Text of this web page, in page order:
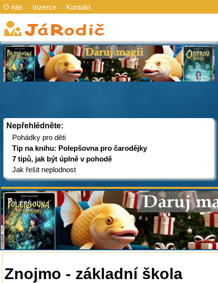
O nás Inzerce Kontakt
Nepřehlédněte:
Pohádky pro děti
Tip na knihu: Polepšovna pro čarodějky
7 tipů, jak být úplně v pohodě
Jak řešit neplodnost
Znojmo - základní škola